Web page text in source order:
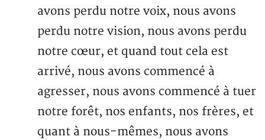
avons perdu notre voix, nous avons
perdu notre vision, nous avons perdu
notre cœur, et quand tout cela est
arrivé, nous avons commencé à
agresser, nous avons commencé à tuer
notre forêt, nos enfants, nos frères, et
quant à nous-mêmes, nous avons